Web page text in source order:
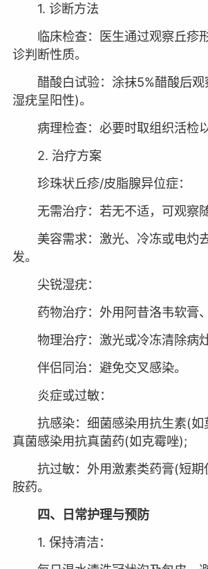
1. 诊断方法
临床检查：医生通过观察丘疹
诊判断性质。
醋酸白试验：涂抹5%醋酸后观
湿疣呈阳性)。
病理检查：必要时取组织活检以
2. 治疗方案
珍珠状丘疹/皮脂腺异位症：
无需治疗：若无不适，可观察
美容需求：激光、冷冻或电灼
发。
尖锐湿疣：
药物治疗：外用阿昔洛韦软膏
物理治疗：激光或冷冻清除病
伴侣同治：避免交叉感染。
炎症或过敏：
抗感染：细菌感染用抗生素(如
真菌感染用抗真菌药(如克霉唑);
抗过敏：外用激素类药膏(短期
胺药。
四、日常护理与预防
1. 保持清洁：